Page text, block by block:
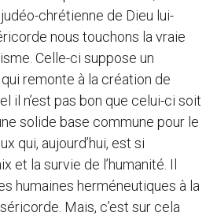
chrétienne de Dieu lui-
nous touchons la vraie
Celle-ci suppose un
remonte à la création de
il n’est pas bon que celui-ci soit
solide base commune pour le
qui, aujourd’hui, est si
et la survie de l’humanité. Il
humaines herméneutiques à la
Mais, c’est sur cela